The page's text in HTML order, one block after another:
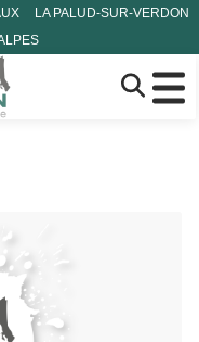
LA PALUD-SUR-VERDON